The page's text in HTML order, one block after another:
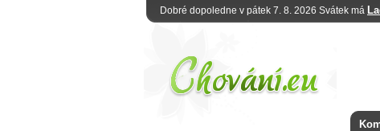
Dobré dopoledne v pátek 7. 8. 2026 Svátek má